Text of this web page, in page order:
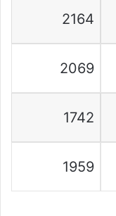
2164
2069
1742
1959